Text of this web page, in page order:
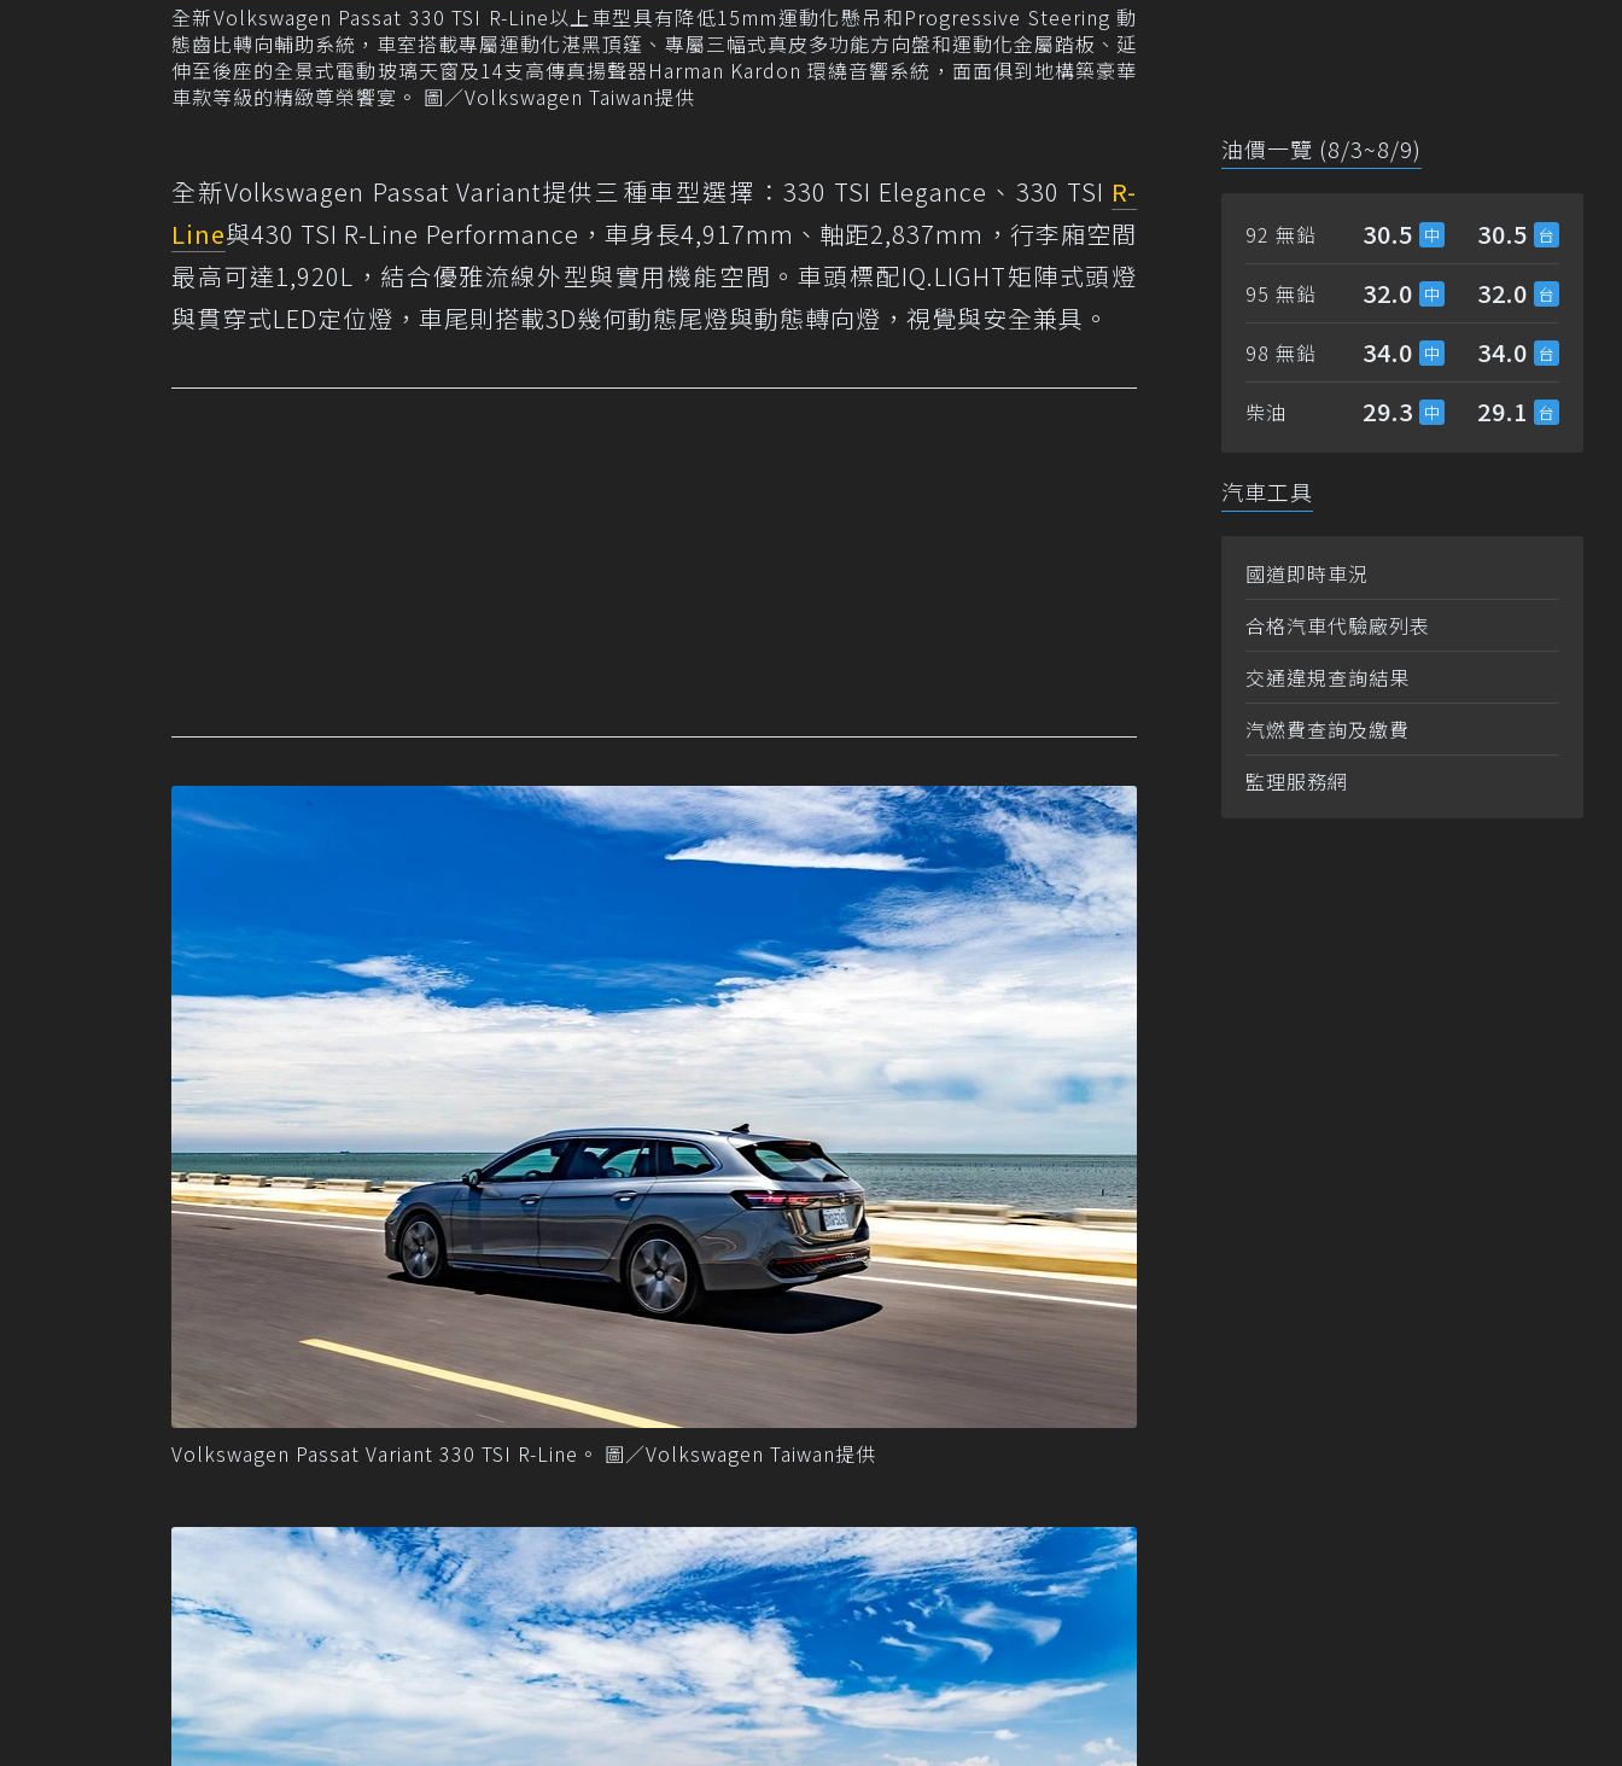
全新Volkswagen Passat 330 TSI R-Line以上車型具有降低15mm運動化懸吊和Progressive Steering 動
態齒比轉向輔助系統，車室搭載專屬運動化湛黑頂篷、專屬三幅式真皮多功能方向盤和運動化金屬踏板、延
伸至後座的全景式電動玻璃天窗及14支高傳真揚聲器Harman Kardon 環繞音響系統，面面俱到地構築豪華
車款等級的精緻尊榮饗宴。 圖／Volkswagen Taiwan提供
全新Volkswagen Passat Variant提供三種車型選擇：330 TSI Elegance、330 TSI R-
Line與430 TSI R-Line Performance，車身長4,917mm、軸距2,837mm，行李廂空間
最高可達1,920L，結合優雅流線外型與實用機能空間。車頭標配IQ.LIGHT矩陣式頭燈
與貫穿式LED定位燈，車尾則搭載3D幾何動態尾燈與動態轉向燈，視覺與安全兼具。
Volkswagen Passat Variant 330 TSI R-Line。 圖／Volkswagen Taiwan提供
油價一覽 (8/3~8/9)
92 無鉛 30.5 30.5
95 無鉛 32.0 32.0
98 無鉛 34.0 34.0
柴油 29.3 29.1
汽車工具
國道即時車況
合格汽車代驗廠列表
交通違規查詢結果
汽燃費查詢及繳費
監理服務網